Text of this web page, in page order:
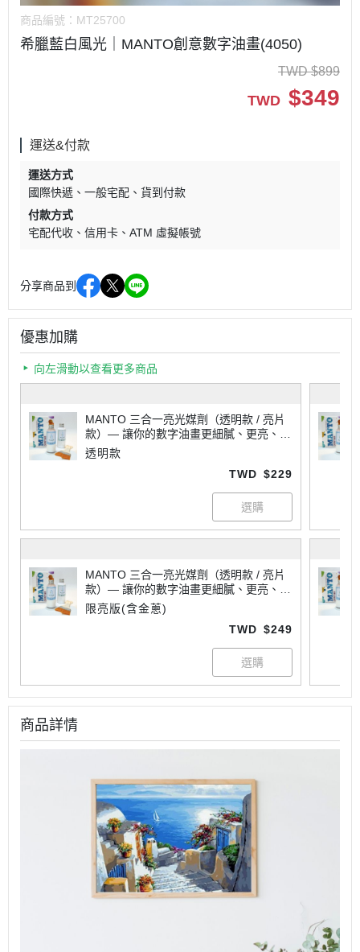
商品編號： MT25700
希臘藍白風光｜MANTO創意數字油畫(4050)
TWD $899
TWD $349
運送&付款
運送方式
國際快遞
一般宅配
貨到付款
付款方式
宅配代收
信用卡 ATM 虛擬帳號
分享商品到
優惠加購
向左滑動以查看更多商品
MANTO 三合一亮光媒劑（透明款 / 亮片
款）— 讓你的數字油畫更細膩、更亮、更
專業
透明款
TWD $229
MANTO 三合一亮光媒劑（透明款 / 亮片
款）— 讓你的數字油畫更細膩、更亮、更
專業
限亮版(含金蔥)
TWD $249
商品詳情